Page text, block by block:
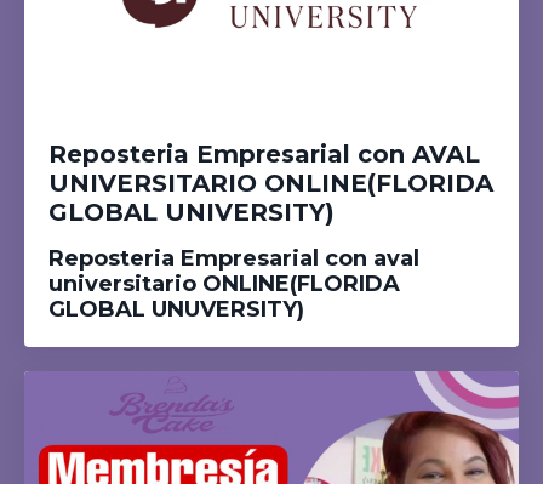
Reposteria Empresarial con AVAL
UNIVERSITARIO ONLINE(FLORIDA
GLOBAL UNIVERSITY)
Reposteria Empresarial con aval
universitario ONLINE(FLORIDA
GLOBAL UNUVERSITY)